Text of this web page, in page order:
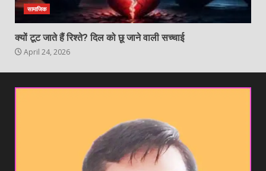
सामाजिक
क्यों टूट जाते हैं रिश्ते? दिल को छू जाने वाली सच्चाई
April 24, 2026